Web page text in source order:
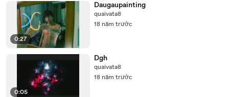
0:27
Daugaupainting
quaivata8
18 năm trước
0:05
Dgh
quaivata8
18 năm trước